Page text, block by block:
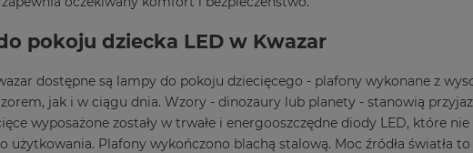
pokoju dziecka LED w Kwazar
dostępne są lampy do pokoju dziecięcego - plafony wykonane z
jak i w ciągu dnia. Wzory - dinozaury lub planety - stanowią
wyposażone zostały w trwałe i energooszczędne diody LED, które
użytkowania. Plafony wykończono blachą stalową. Moc źródła światła